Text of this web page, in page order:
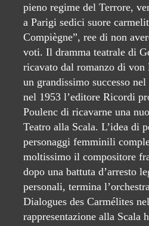
pieno regime del Terrore,
a Parigi sedici suore
Compiègne”, ree di non
voti. Il dramma teatrale di
ricavato dal romanzo di
un grandissimo successo
nel 1953 l’editore Ricordi
Poulenc di ricavarne una
Teatro alla Scala. L’idea di
personaggi femminili
moltissimo il compositore
dopo una battuta d’arresto
personali, termina
Dialogues des Carmélites
rappresentazione alla Scala